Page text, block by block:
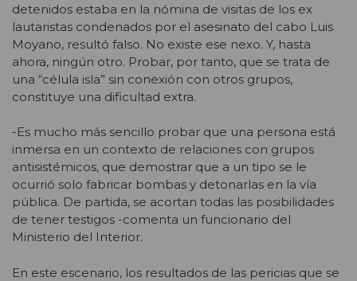
detenidos estaba en la nómina de visitas de los ex
lautaristas condenados por el asesinato del cabo Luis
Moyano, resultó falso. No existe ese nexo. Y, hasta
ahora, ningún otro. Probar, por tanto, que se trata de
una “célula isla” sin conexión con otros grupos,
constituye una dificultad extra.
-Es mucho más sencillo probar que una persona está
inmersa en un contexto de relaciones con grupos
antisistémicos, que demostrar que a un tipo se le
ocurrió solo fabricar bombas y detonarlas en la vía
pública. De partida, se acortan todas las posibilidades
de tener testigos -comenta un funcionario del
Ministerio del Interior.
En este escenario, los resultados de las pericias que se